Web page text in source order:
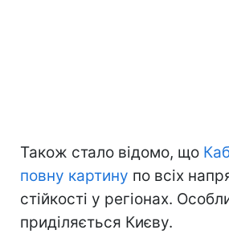
Також стало відомо, що
повну картину по всіх
стійкості у регіонах.
приділяється Києву.